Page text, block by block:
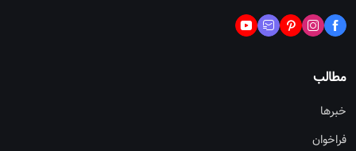
مطالب
خبرها
فراخوان